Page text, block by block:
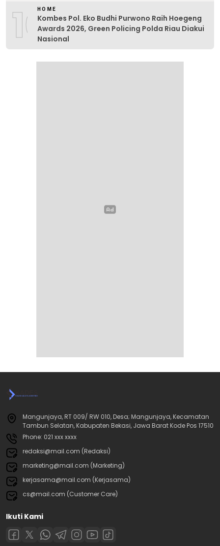
10HOME
Kombes Pol. Eko Budhi Purwono Raih Hoegeng
Awards 2026, Green Policing Polda Riau Diakui
Nasional
Mangunjaya, RT 009/ RW 010, Desa; Mangunjaya, Kecamatan
Tambun Selatan, Kabupaten Bekasi, Jawa Barat Kode Pos 17510
Phone: 021 xxx xxxx
redaksi@mail.com (Redaksi)
marketing@mail.com (Marketing)
kerjasama@mail.com (Kerjasama)
cs@mail.com (Customer Care)
Ikuti Kami